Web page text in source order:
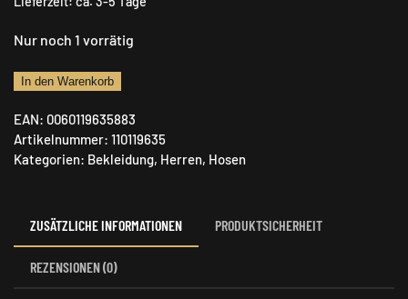
Nur noch 1 vorrätig
Härkila
Hose
Sepia
brown
In den Warenkorb
EAN: 0060119635883
Artikelnummer: 110119635
Kategorien: Bekleidung, Herren, Hosen
ZUSÄTZLICHE INFORMATIONEN PRODUKTSICHERHEIT
REZENSIONEN (0)